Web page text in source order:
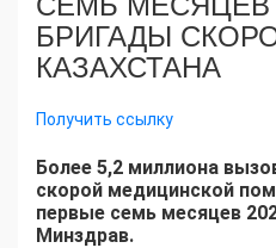
БРИГАДЫ
КАЗАХСТАНА
Получить ссылку
Более 5,2 миллиона
скорой медицинской
первые семь месяцев
Минздрав.